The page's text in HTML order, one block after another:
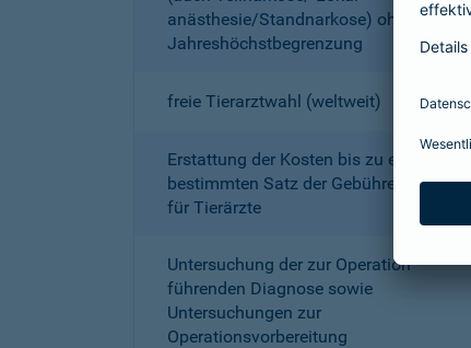
anästhesie/Standnarkose) ohne
Jahreshöchstbe­grenzung
freie Tierarztwahl (weltweit)
Erstattung der Kosten bis zu einem
bestimmten Satz der Gebührenordnung
für Tierärzte
Untersuchung der zur Operation
führenden Diagnose sowie
Untersuchungen zur
Operationsvorbereitung